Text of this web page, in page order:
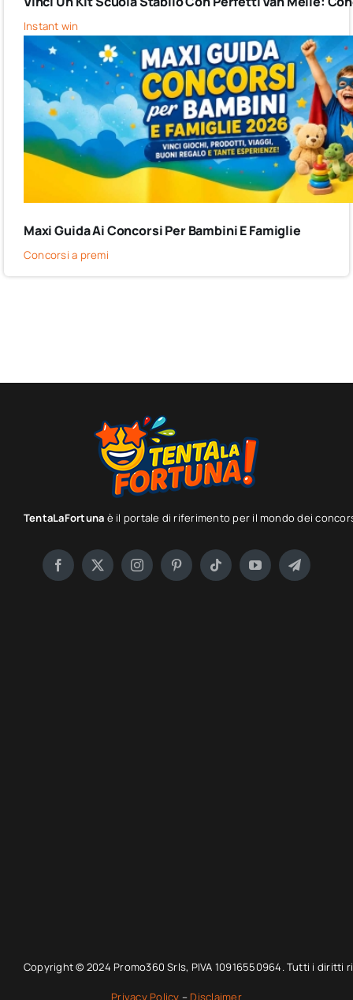
Instant win
Maxi Guida Ai Concorsi Per Bambini E Famiglie
Concorsi a premi
TentaLaFortuna è il portale di riferimento per il mondo dei
Copyright © 2024 Promo360 Srls, PIVA 10916550964. Tutti i diritti
Privacy Policy – Disclaimer